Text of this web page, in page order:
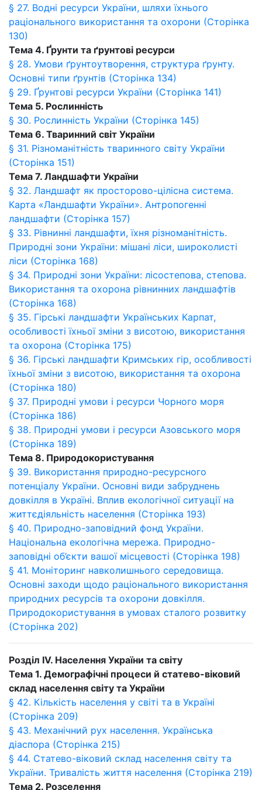
§ 27. Водні ресурси України, шляхи їхнього
раціонального використання та охорони (Сторінка
130)
Тема 4. Ґрунти та ґрунтові ресурси
§ 28. Умови ґрунтоутворення, структура ґрунту.
Основні типи ґрунтiв (Сторінка 134)
§ 29. Ґрунтові ресурси України (Сторінка 141)
Тема 5. Рослинність
§ 30. Рослинність України (Сторінка 145)
Тема 6. Тваринний світ України
§ 31. Різноманітність тваринного світу України
(Сторінка 151)
Тема 7. Ландшафти України
§ 32. Ландшафт як просторово-цілісна система.
Карта «Ландшафти України». Антропогенні
ландшафти (Сторінка 157)
§ 33. Рівнинні ландшафти, їхня різноманітність.
Природні зони України: мішані ліси, широколисті
ліси (Сторінка 168)
§ 34. Природні зони України: лісостепова, степова.
Використання та охорона рівнинних ландшафтів
(Сторінка 168)
§ 35. Гірські ландшафти Українських Карпат,
особливості їхньої зміни з висотою, використання
та охорона (Сторінка 175)
§ 36. Гірські ландшафти Кримських гір, особливості
їхньої зміни з висотою, використання та охорона
(Сторінка 180)
§ 37. Природні умови і ресурси Чорного моря
(Сторінка 186)
§ 38. Природні умови і ресурси Азовського моря
(Сторінка 189)
Тема 8. Природокористування
§ 39. Використання природно-ресурсного
потенціалу України. Основні види забруднень
довкілля в Україні. Вплив екологічної ситуації на
життєдіяльність населення (Сторінка 193)
§ 40. Природно-заповідний фонд України.
Національна екологічна мережа. Природно-
заповідні об’єкти вашої місцевості (Сторінка 198)
§ 41. Моніторинг навколишнього середовища.
Основні заходи щодо раціонального використання
природних ресурсів та охорони довкілля.
Природокористування в умовах сталого розвитку
(Сторінка 202)
Розділ IV. Населення України та світу
Тема 1. Демографічні процеси й статево-віковий
склад населення світу та України
§ 42. Кількість населення у світі та в Україні
(Сторінка 209)
§ 43. Механічний рух населення. Українська
діаспора (Сторінка 215)
§ 44. Статево-віковий склад населення світу та
України. Тривалість життя населення (Сторінка 219)
Тема 2. Розселення